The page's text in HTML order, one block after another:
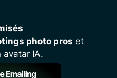
photo pros et
avatar IA.